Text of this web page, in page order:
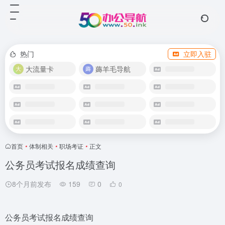
热门
立即入驻
大流量卡
薅羊毛导航
首页 • 体制相关 • 职场考证 • 正文
公务员考试报名成绩查询
8个月前发布 159 0 0
公务员考试报名成绩查询